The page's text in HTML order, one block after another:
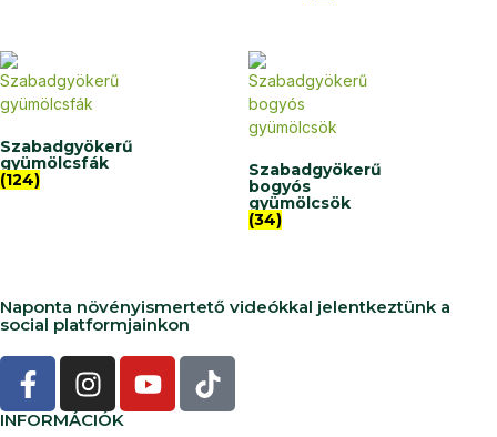
Szabadgyökerű
gyümölcsfák
(124)
Szabadgyökerű
bogyós
gyümölcsök
(34)
Naponta növényismertető videókkal jelentkeztünk a
social platformjainkon
INFORMÁCIÓK